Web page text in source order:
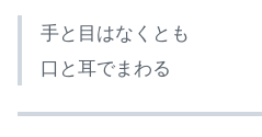
手と目はなくとも
口と耳でまわる